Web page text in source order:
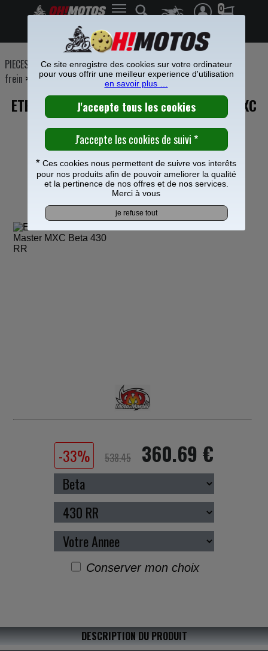
0
Frais de port offerts à partir de 49€
PIECES MOTO>Freinage>Etrier Maitre cylindre frein>Etrier de
frein >
ETRIER FREIN ARRIERE MOTO MASTER MXC
POUR BETA 430 RR
-33% 538.45 360.69 €
Conserver mon choix
DESCRIPTION DU PRODUIT
Ce site enregistre des cookies sur votre ordinateur
pour vous offrir une meilleur experience d'utilisation
en savoir plus …
* Ces cookies nous permettent de suivre vos interêts
pour nos produits afin de pouvoir ameliorer la qualité
et la pertinence de nos offres et de nos services.
Merci à vous